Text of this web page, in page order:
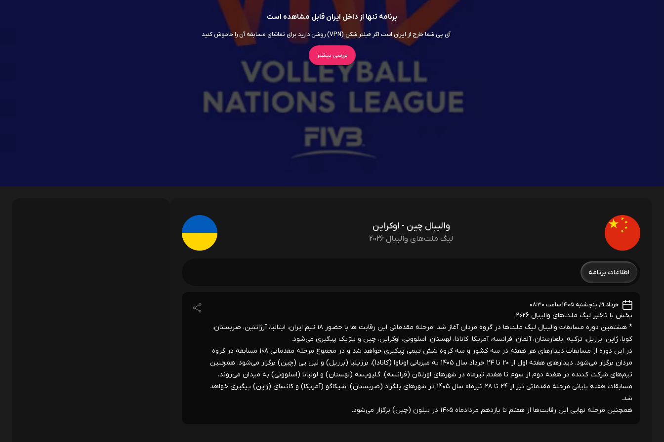
برنامه تنها از داخل ایران قابل مشاهده است
آی پی شما خارج از ایران است اگر فیلتر شکن (VPN) روشن دارید برای تماشای مسابقه آن را خاموش کنید
بررسی بیشتر
والیبال چین - اوکراین
لیگ ملت‌های والیبال 2026
اطلاعات برنامه
خرداد ۲۱, پنجشنبه ۱۴۰۵ ساعت ۰۸:۳۰
پخش با تاخیر لیگ ملت‌های والیبال 2026
* هشتمین دوره مسابقات والیبال لیگ ملت‌ها در گروه مردان آغاز شد. مرحله مقدماتی این رقابت ها با حضور ۱۸ تیم ایران، ایتالیا، آرژانتین، صربستان،
کوبا، ژاپن، برزیل، ترکیه، بلغارستان، آلمان، فرانسه، آمریکا، کانادا، لهستان، اسلوونی، اوکراین، چین و بلژیک پیگیری می‌شود.
در این دوره از مسابقات دیدارهای هر هفته در سه کشور و سه گروه شش تیمی پیگیری خواهد شد و در مجموع مرحله مقدماتی ۱۰۸ مسابقه در گروه
مردان برگزار می‌شود. دیدارهای هفته اول از ۲۰ تا ۲۴ خرداد سال ۱۴۰۵ به میزبانی اوتاوا (کانادا)، برزیلیا (برزیل) و لین یی (چین) برگزار می‌شود. همچنین
تیم‌های شرکت کننده در هفته دوم از سوم تا هفتم تیرماه در شهرهای اورلئان (فرانسه)، گلیویسه (لهستان) و لولیانا (اسلوونی) به میدان می‌روند.
مسابقات هفته پایانی مرحله مقدماتی نیز از ۲۴ تا ۲۸ تیرماه سال ۱۴۰۵ در شهرهای بلگراد (صربستان)، شیکاگو (آمریکا) و کانسای (ژاپن) پیگیری خواهد
شد.
همچنین مرحله نهایی این رقابت‌ها از هفتم تا یازدهم مردادماه ۱۴۰۵ در بیلون (چین) برگزار می‌شود.
فیلم ها سریال ها
اربابان جهان
سوپرگرل
برادر کوچک 5.5 اودیسه 8.5 موانا
انولا هلمز 3
جعبه آبی 5.3